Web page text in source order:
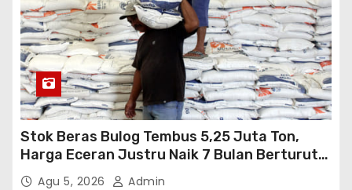
Stok Beras Bulog Tembus 5,25 Juta Ton,
Harga Eceran Justru Naik 7 Bulan Berturut-
TurutAgu 5, 2026 Admin